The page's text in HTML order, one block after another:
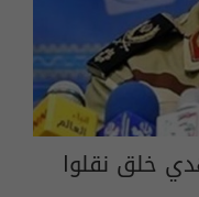
خلق نقلوا